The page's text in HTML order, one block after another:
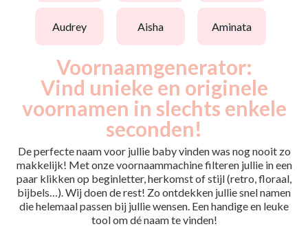
audrey aisha aminata
Voornaamgenerator:
Vind unieke en originele
voornamen in slechts enkele
seconden!
De perfecte naam voor jullie baby vinden was nog nooit zo
makkelijk! Met onze voornaammachine filteren jullie in een
paar klikken op beginletter, herkomst of stijl (retro, floraal,
bijbels…). Wij doen de rest! Zo ontdekken jullie snel namen
die helemaal passen bij jullie wensen. Een handige en leuke
tool om dé naam te vinden!